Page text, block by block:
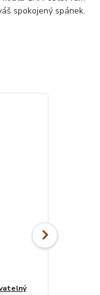
spokojený spánek.